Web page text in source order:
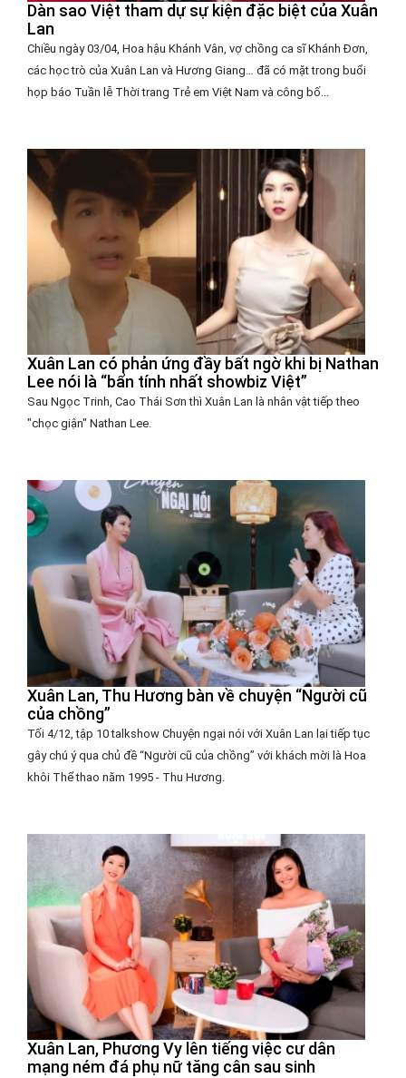
Dàn sao Việt tham dự sự kiện đặc biệt của Xuân
Lan
Chiều ngày 03/04, Hoa hậu Khánh Vân, vợ chồng ca sĩ Khánh Đơn,
các học trò của Xuân Lan và Hương Giang… đã có mặt trong buổi
họp báo Tuần lễ Thời trang Trẻ em Việt Nam và công bố...
Xuân Lan có phản ứng đầy bất ngờ khi bị Nathan
Lee nói là “bẩn tính nhất showbiz Việt”
Sau Ngọc Trinh, Cao Thái Sơn thì Xuân Lan là nhân vật tiếp theo
"chọc giận" Nathan Lee.
Xuân Lan, Thu Hương bàn về chuyện “Người cũ
của chồng”
Tối 4/12, tập 10 talkshow Chuyện ngại nói với Xuân Lan lại tiếp tục
gây chú ý qua chủ đề “Người cũ của chồng” với khách mời là Hoa
khôi Thể thao năm 1995 - Thu Hương.
Xuân Lan, Phương Vy lên tiếng việc cư dân
mạng ném đá phụ nữ tăng cân sau sinh